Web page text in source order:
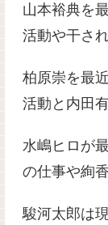
山本裕典を
活動や干さ
柏原崇を最
活動と内田
水嶋ヒロが
の仕事や絢
駿河太郎は